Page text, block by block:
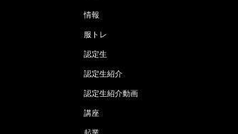
情報
服トレ
認定生
認定生紹介
認定生紹介動画
講座
起業